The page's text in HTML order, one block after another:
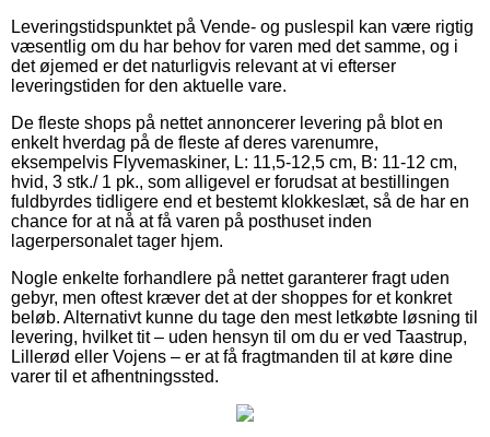
Leveringstidspunktet på Vende- og puslespil kan være rigtig
væsentlig om du har behov for varen med det samme, og i
det øjemed er det naturligvis relevant at vi efterser
leveringstiden for den aktuelle vare.
De fleste shops på nettet annoncerer levering på blot en
enkelt hverdag på de fleste af deres varenumre,
eksempelvis Flyvemaskiner, L: 11,5-12,5 cm, B: 11-12 cm,
hvid, 3 stk./ 1 pk., som alligevel er forudsat at bestillingen
fuldbyrdes tidligere end et bestemt klokkeslæt, så de har en
chance for at nå at få varen på posthuset inden
lagerpersonalet tager hjem.
Nogle enkelte forhandlere på nettet garanterer fragt uden
gebyr, men oftest kræver det at der shoppes for et konkret
beløb. Alternativt kunne du tage den mest letkøbte løsning til
levering, hvilket tit – uden hensyn til om du er ved Taastrup,
Lillerød eller Vojens – er at få fragtmanden til at køre dine
varer til et afhentningssted.